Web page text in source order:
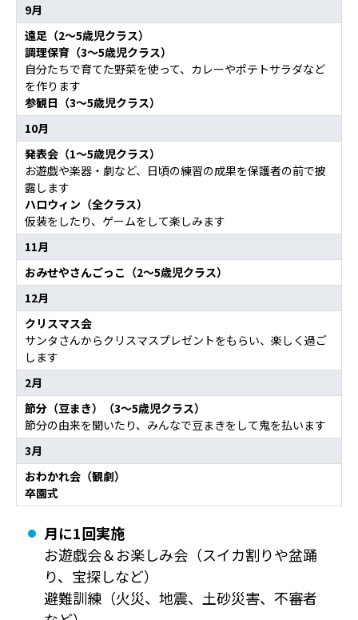
9月
遠足（2～5歳児クラス）
調理保育（3～5歳児クラス）
自分たちで育てた野菜を使って、カレーやポテトサラダなど
を作ります
参観日（3～5歳児クラス）
10月
発表会（1～5歳児クラス）
お遊戯や楽器・劇など、日頃の練習の成果を保護者の前で披
露します
ハロウィン（全クラス）
仮装をしたり、ゲームをして楽しみます
11月
おみせやさんごっこ（2～5歳児クラス）
12月
クリスマス会
サンタさんからクリスマスプレゼントをもらい、楽しく過ご
します
2月
節分（豆まき）（3～5歳児クラス）
節分の由来を聞いたり、みんなで豆まきをして鬼を払います
3月
おわかれ会（観劇）
卒園式
月に1回実施
お遊戯会＆お楽しみ会（スイカ割りや盆踊
り、宝探しなど）
避難訓練（火災、地震、土砂災害、不審者